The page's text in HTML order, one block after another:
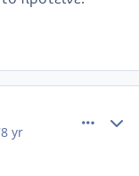
8 yr